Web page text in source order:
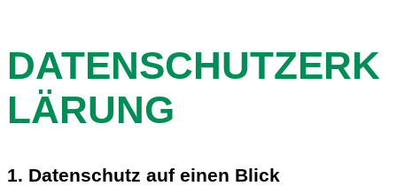
DATENSCHUTZERK
LÄRUNG
1. Datenschutz auf einen Blick